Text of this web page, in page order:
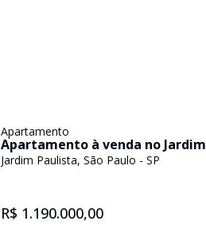
Apartamento
Apartamento à venda no
Jardim Paulista, São Paulo - SP
R$ 1.190.000,00